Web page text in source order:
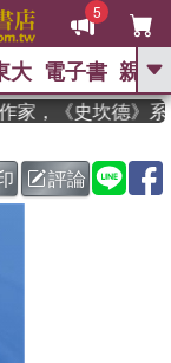
5
GO
、 父親節 、 如果歷
推薦 、 國際布克
大 電子書 親子
，《史坎德》系
評論